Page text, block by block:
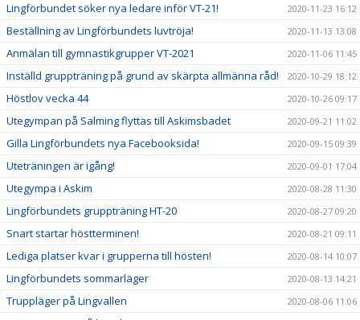
Lingförbundet söker nya ledare inför VT-21! 2020-11-23 16:12
Beställning av Lingförbundets luvtröja! 2020-11-13 13:08
Anmälan till gymnastikgrupper VT-2021 2020-11-06 11:45
Inställd gruppträning på grund av skärpta allmänna råd! 2020-10-29 18:12
Höstlov vecka 44 2020-10-26 09:17
Utegympan på Salming flyttas till Askimsbadet 2020-09-21 11:02
Gilla Lingförbundets nya Facebooksida! 2020-09-15 09:39
Uteträningen är igång! 2020-09-01 17:04
Utegympa i Askim 2020-08-28 11:30
Lingförbundets gruppträning HT-20 2020-08-27 09:20
Snart startar höstterminen! 2020-08-21 09:11
Lediga platser kvar i grupperna till hösten! 2020-08-14 10:07
Lingförbundets sommarläger 2020-08-13 14:21
Truppläger på Lingvallen 2020-08-06 11:06